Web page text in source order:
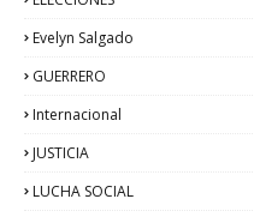
Evelyn Salgado
GUERRERO
Internacional
JUSTICIA
LUCHA SOCIAL